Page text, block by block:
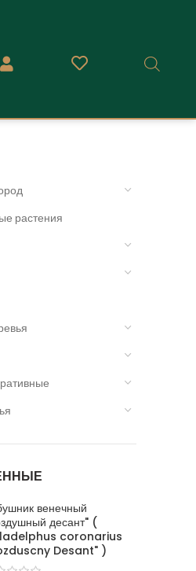
растения
венечный
десант" (
coronarius
Desant" )